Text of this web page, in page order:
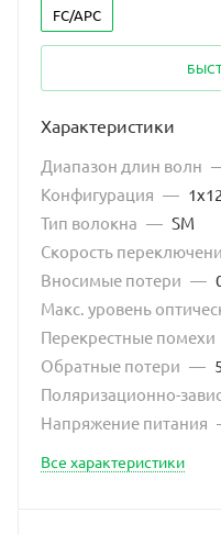
FC/APC
Характеристики
Диапазон длин волн
Конфигурация —
Тип волокна — SM
Скорость
Вносимые потери —
Макс. уровень
Перекрестные помехи
Обратные потери —
Поляризационно-
Напряжение питания
Все характеристики